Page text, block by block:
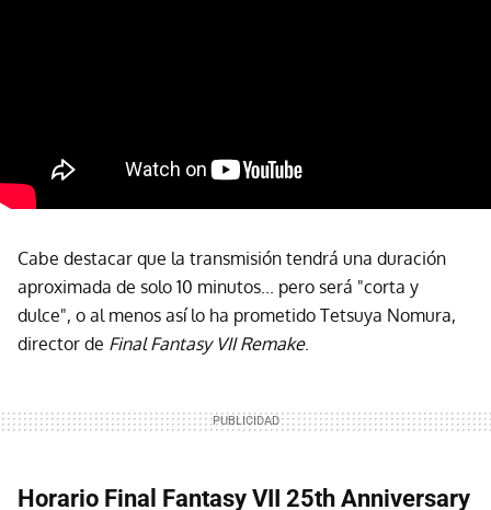
Cabe destacar que la transmisión tendrá una duración
aproximada de solo 10 minutos... pero será "corta y
dulce", o al menos así lo ha prometido Tetsuya Nomura,
director de Final Fantasy VII Remake.
Horario Final Fantasy VII 25th Anniversary